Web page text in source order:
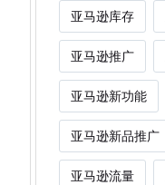
亚马逊库存
亚马逊推广
亚马逊新功能
亚马逊新品推广
亚马逊流量